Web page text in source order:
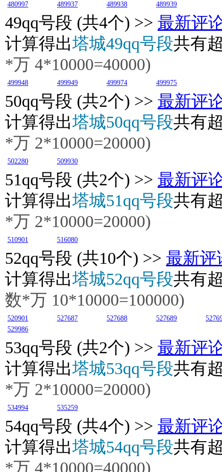
480997 489937 489938 489939
49qq号段 (共4个) >> 最新评
计算得出塔城49qq号段共有
*万 4*10000=40000)
499948 499949 499974 499975
50qq号段 (共2个) >> 最新评
计算得出塔城50qq号段共有
*万 2*10000=20000)
502280 509930
51qq号段 (共2个) >> 最新评
计算得出塔城51qq号段共有
*万 2*10000=20000)
510901 516080
52qq号段 (共10个) >> 最新评
计算得出塔城52qq号段共有
数*万 10*10000=100000)
520901 527687 527688 527689
529986
53qq号段 (共2个) >> 最新评
计算得出塔城53qq号段共有
*万 2*10000=20000)
534994 535259
54qq号段 (共4个) >> 最新评
计算得出塔城54qq号段共有
*万 4*10000=40000)